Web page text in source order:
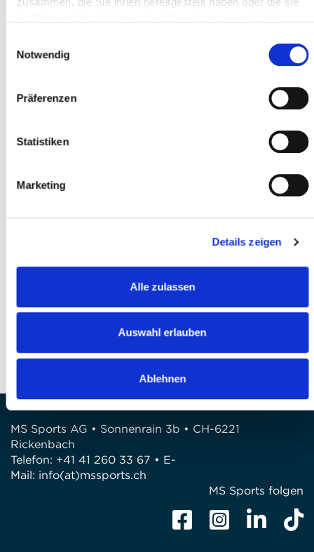
Notwendig
Präferenzen
Statistiken
Marketing
Details zeigen
Alle zulassen
Auswahl erlauben
Ablehnen
Partecipante
Accetto
Ho lettol'informativa sulla privacye do il
Siamo a disposizione di voi!
Telefono: 041 260 33 67
E-Mail: info@mssports.ch
MS Sports AG • Sonnenrain 3b • CH-6221
Rickenbach
Telefon: +41 41 260 33 67 • E-
Mail: info(at)mssports.ch
MS Sports folgen